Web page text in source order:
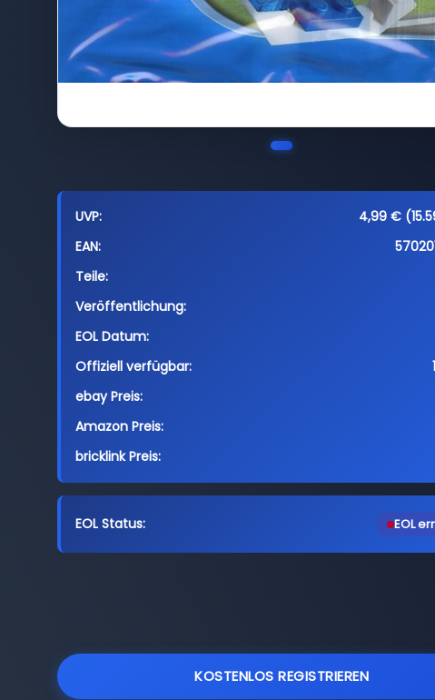
UVP:
4,99 €
EAN:
Teile:
Veröffentlichung:
EOL Datum:
Offiziell verfügbar:
ebay Preis:
Amazon Preis:
bricklink Preis:
EOL Status: EOL
KOSTENLOS REGISTRIEREN